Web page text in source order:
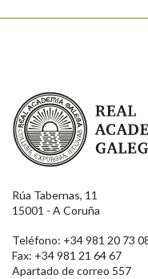
Real Academia Galega
Rúa Tabernas, 11
15001 - A Coruña
Teléfono: +34 981 20 73
Fax: +34 981 21 64 67
Apartado de correo 557